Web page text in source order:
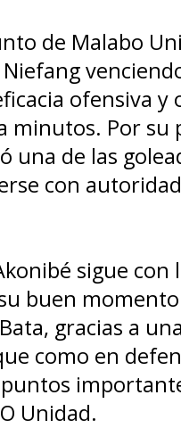
de Malabo
Niefang
ofensiva y
minutos. Por su
una de las
con
sigue con
buen
gracias a
como en
Unidad.